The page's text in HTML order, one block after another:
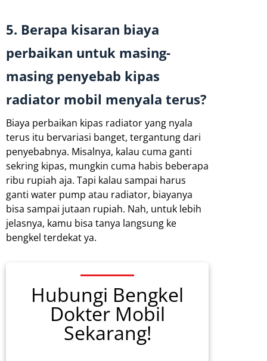
5. Berapa kisaran biaya
perbaikan untuk masing-
masing penyebab kipas
radiator mobil menyala terus?
Biaya perbaikan kipas radiator yang nyala
terus itu bervariasi banget, tergantung dari
penyebabnya. Misalnya, kalau cuma ganti
sekring kipas, mungkin cuma habis beberapa
ribu rupiah aja. Tapi kalau sampai harus
ganti water pump atau radiator, biayanya
bisa sampai jutaan rupiah. Nah, untuk lebih
jelasnya, kamu bisa tanya langsung ke
bengkel terdekat ya.
Hubungi Bengkel
Dokter Mobil
Sekarang!